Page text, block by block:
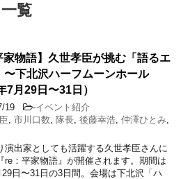
覧
家物語】久世孝臣が挑む「語るエ
〜下北沢ハーフムーンホール
7月29日〜31日）
19 -イベント紹介
市川口数 隊長 後藤幸浩 仲澤ひとみ
演出家としても活躍する久世孝臣さんに
re：平家物語』が開催されます。期間は
29日〜31日の3日間。会場は下北沢「ハ